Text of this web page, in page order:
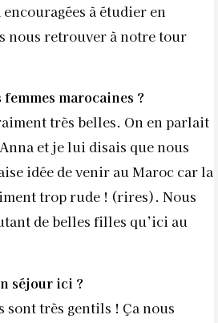
à étudier en
nous retrouver à notre tour
femmes marocaines ?
très belles. On en parlait
et je lui disais que nous
idée de venir au Maroc car la
trop rude ! (rires). Nous
de belles filles qu’ici au
séjour ici ?
sont très gentils ! Ça nous